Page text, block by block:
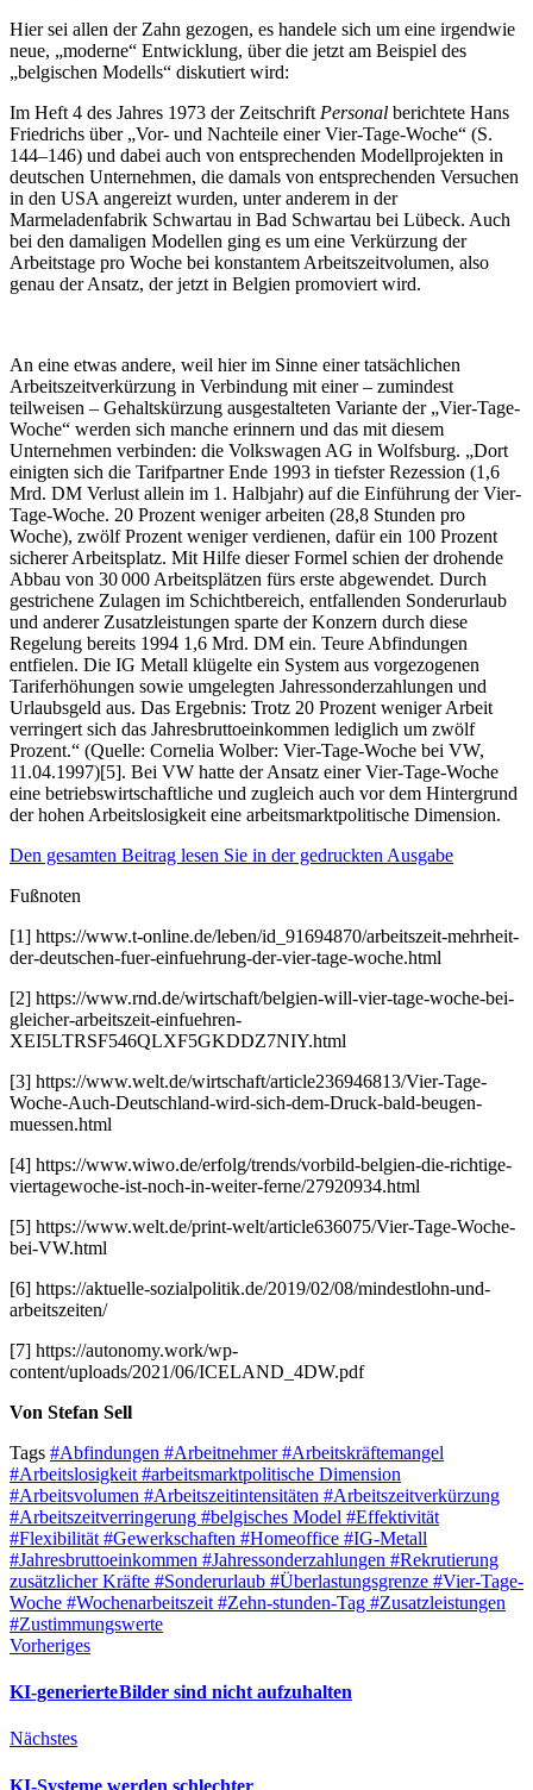
Hier sei allen der Zahn gezogen, es handele sich um eine irgendwie
neue, „moderne“ Entwicklung, über die jetzt am Beispiel des
„belgischen Modells“ diskutiert wird:
Im Heft 4 des Jahres 1973 der Zeitschrift Personal berichtete Hans
Friedrichs über „Vor- und Nachteile einer Vier-Tage-Woche“ (S.
144–146) und dabei auch von entsprechenden Modellprojekten in
deutschen Unternehmen, die damals von entsprechenden Versuchen
in den USA angereizt wurden, unter anderem in der
Marmeladenfabrik Schwartau in Bad Schwartau bei Lübeck. Auch
bei den damaligen Modellen ging es um eine Verkürzung der
Arbeitstage pro Woche bei konstantem Arbeitszeitvolumen, also
genau der Ansatz, der jetzt in Belgien promoviert wird.
An eine etwas andere, weil hier im Sinne einer tatsächlichen
Arbeitszeitverkürzung in Verbindung mit einer – zumindest
teilweisen – Gehaltskürzung ausgestalteten Variante der „Vier-Tage-
Woche“ werden sich manche erinnern und das mit diesem
Unternehmen verbinden: die Volkswagen AG in Wolfsburg. „Dort
einigten sich die Tarifpartner Ende 1993 in tiefster Rezession (1,6
Mrd. DM Verlust allein im 1. Halbjahr) auf die Einführung der Vier-
Tage-Woche. 20 Prozent weniger arbeiten (28,8 Stunden pro
Woche), zwölf Prozent weniger verdienen, dafür ein 100 Prozent
sicherer Arbeitsplatz. Mit Hilfe dieser Formel schien der drohende
Abbau von 30 000 Arbeitsplätzen fürs erste abgewendet. Durch
gestrichene Zulagen im Schichtbereich, entfallenden Sonderurlaub
und anderer Zusatzleistungen sparte der Konzern durch diese
Regelung bereits 1994 1,6 Mrd. DM ein. Teure Abfindungen
entfielen. Die IG Metall klügelte ein System aus vorgezogenen
Tariferhöhungen sowie umgelegten Jahressonderzahlungen und
Urlaubsgeld aus. Das Ergebnis: Trotz 20 Prozent weniger Arbeit
verringert sich das Jahresbruttoeinkommen lediglich um zwölf
Prozent.“ (Quelle: Cornelia Wolber: Vier-Tage-Woche bei VW,
11.04.1997)[5]. Bei VW hatte der Ansatz einer Vier-Tage-Woche
eine betriebswirtschaftliche und zugleich auch vor dem Hintergrund
der hohen Arbeitslosigkeit eine arbeitsmarktpolitische Dimension.
Den gesamten Beitrag lesen Sie in der gedruckten Ausgabe
Fußnoten
[1] https://www.t-online.de/leben/id_91694870/arbeitszeit-mehrheit-
der-deutschen-fuer-einfuehrung-der-vier-tage-woche.html
[2] https://www.rnd.de/wirtschaft/belgien-will-vier-tage-woche-bei-
gleicher-arbeitszeit-einfuehren-
XEI5LTRSF546QLXF5GKDDZ7NIY.html
[3] https://www.welt.de/wirtschaft/article236946813/Vier-Tage-
Woche-Auch-Deutschland-wird-sich-dem-Druck-bald-beugen-
muessen.html
[4] https://www.wiwo.de/erfolg/trends/vorbild-belgien-die-richtige-
viertagewoche-ist-noch-in-weiter-ferne/27920934.html
[5] https://www.welt.de/print-welt/article636075/Vier-Tage-Woche-
bei-VW.html
[6] https://aktuelle-sozialpolitik.de/2019/02/08/mindestlohn-und-
arbeitszeiten/
[7] https://autonomy.work/wp-
content/uploads/2021/06/ICELAND_4DW.pdf
Von Stefan Sell
Tags #Abfindungen #Arbeitnehmer#Arbeitskräftemangel
#Arbeitslosigkeit #arbeitsmarktpolitische Dimension
#Arbeitsvolumen #Arbeitszeitintensitäten #Arbeitszeitverkürzung
#Arbeitszeitverringerung #belgisches Model #Effektivität
#Flexibilität #Gewerkschaften #Homeoffice #IG-Metall
#Jahresbruttoeinkommen #Jahressonderzahlungen #Rekrutierung
zusätzlicher Kräfte #Sonderurlaub #Überlastungsgrenze #Vier-Tage-
Woche #Wochenarbeitszeit #Zehn-stunden-Tag #Zusatzleistungen
#Zustimmungswerte
Vorheriges
KI-generierte Bilder sind nicht aufzuhalten
Nächstes
KI-Systeme werden schlechter